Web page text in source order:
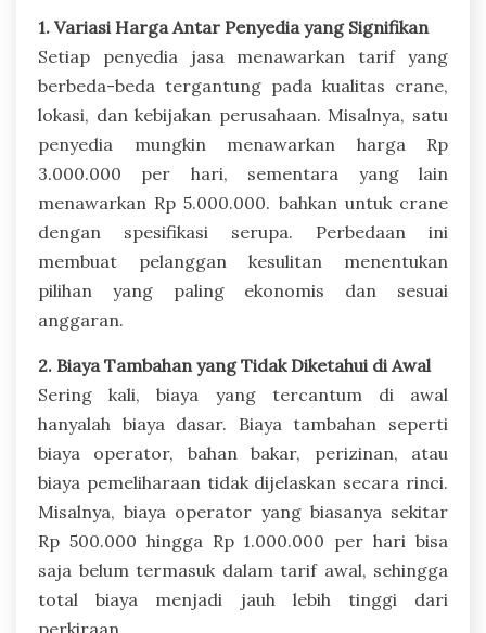
1. Variasi Harga Antar Penyedia yang Signifikan
Setiap penyedia jasa menawarkan tarif yang
berbeda-beda tergantung pada kualitas crane,
lokasi, dan kebijakan perusahaan. Misalnya, satu
penyedia mungkin menawarkan harga Rp
3.000.000 per hari, sementara yang lain
menawarkan Rp 5.000.000. bahkan untuk crane
dengan spesifikasi serupa. Perbedaan ini
membuat pelanggan kesulitan menentukan
pilihan yang paling ekonomis dan sesuai
anggaran.
2. Biaya Tambahan yang Tidak Diketahui di Awal
Sering kali, biaya yang tercantum di awal
hanyalah biaya dasar. Biaya tambahan seperti
biaya operator, bahan bakar, perizinan, atau
biaya pemeliharaan tidak dijelaskan secara rinci.
Misalnya, biaya operator yang biasanya sekitar
Rp 500.000 hingga Rp 1.000.000 per hari bisa
saja belum termasuk dalam tarif awal, sehingga
total biaya menjadi jauh lebih tinggi dari
perkiraan.